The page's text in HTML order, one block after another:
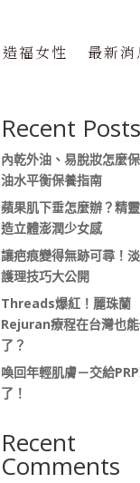
造福女性 最新消
Recent Posts
內乾外油、易脫妝怎麼
油水平衡保養指南
蘋果肌下垂怎麼辦？精
造立體澎潤少女感
讓疤痕變得無跡可尋！
護理技巧大公開
Threads爆紅！麗珠蘭
Rejuran療程在台灣也
了？
喚回年輕肌膚－交給
了！
Recent
Comments